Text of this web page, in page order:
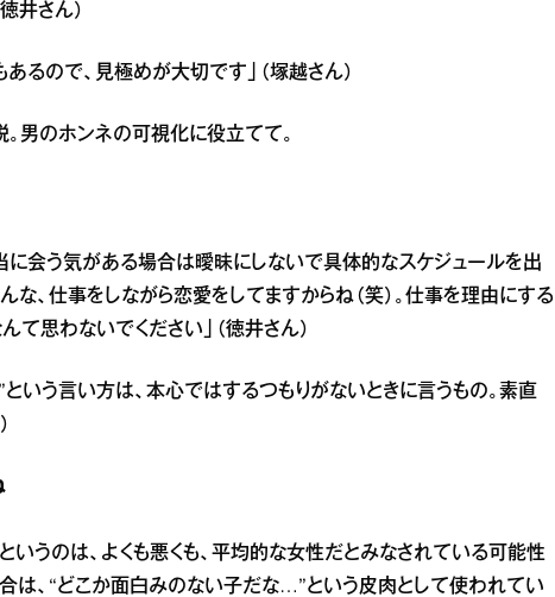
井さん）
るので、見極めが大切です」（塚越さん）
男のホンネの可視化に役立てて。
に会う気がある場合は曖昧にしないで具体的なスケジュールを出
な、仕事をしながら恋愛をしてますからね（笑）。仕事を理由にする
て思わないでください」（徳井さん）
いう言い方は、本心ではするつもりがないときに言うもの。素直
いうのは、よくも悪くも、平均的な女性だとみなされている可能性
は、“どこか面白みのない子だな…”という皮肉として使われてい